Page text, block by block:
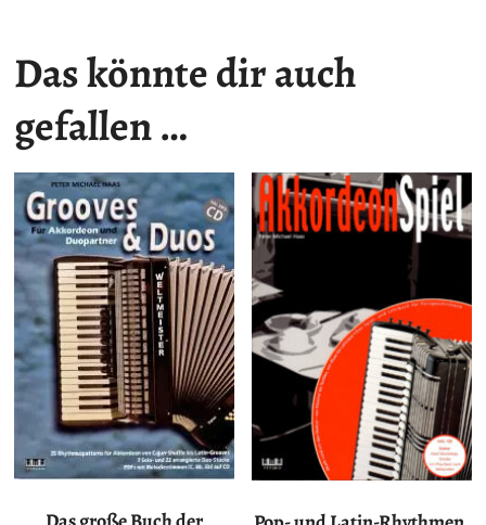
Das könnte dir auch
gefallen …